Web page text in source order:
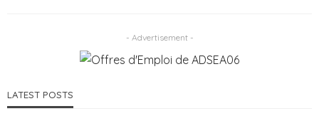
- Advertisement -
LATEST POSTS